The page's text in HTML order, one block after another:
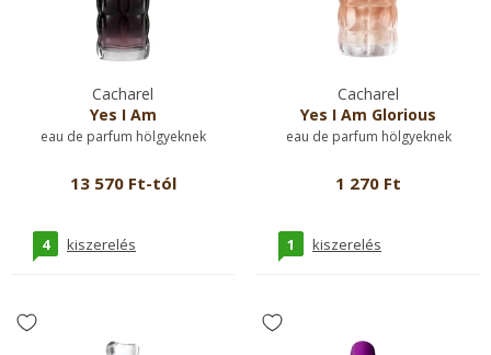
Cacharel
Yes I Am
eau de parfum hölgyeknek
13 570 Ft-tól
4 kiszerelés
Cacharel
Yes I Am Glorious
eau de parfum hölgyeknek
1 270 Ft
1 kiszerelés